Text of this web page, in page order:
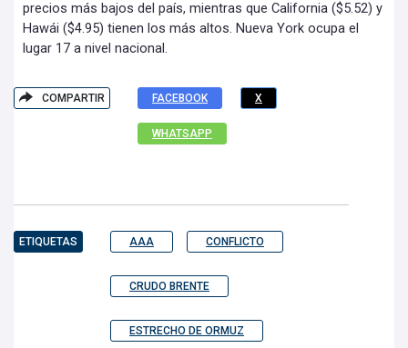
precios más bajos del país, mientras que California ($5.52) y
Hawái ($4.95) tienen los más altos. Nueva York ocupa el
lugar 17 a nivel nacional.
COMPARTIR FACEBOOK X
WHATSAPP
ETIQUETAS AAA CONFLICTO
CRUDO BRENTE
ESTRECHO DE ORMUZ